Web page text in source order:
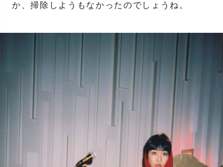
か、掃除しようもなかったのでしょうね。